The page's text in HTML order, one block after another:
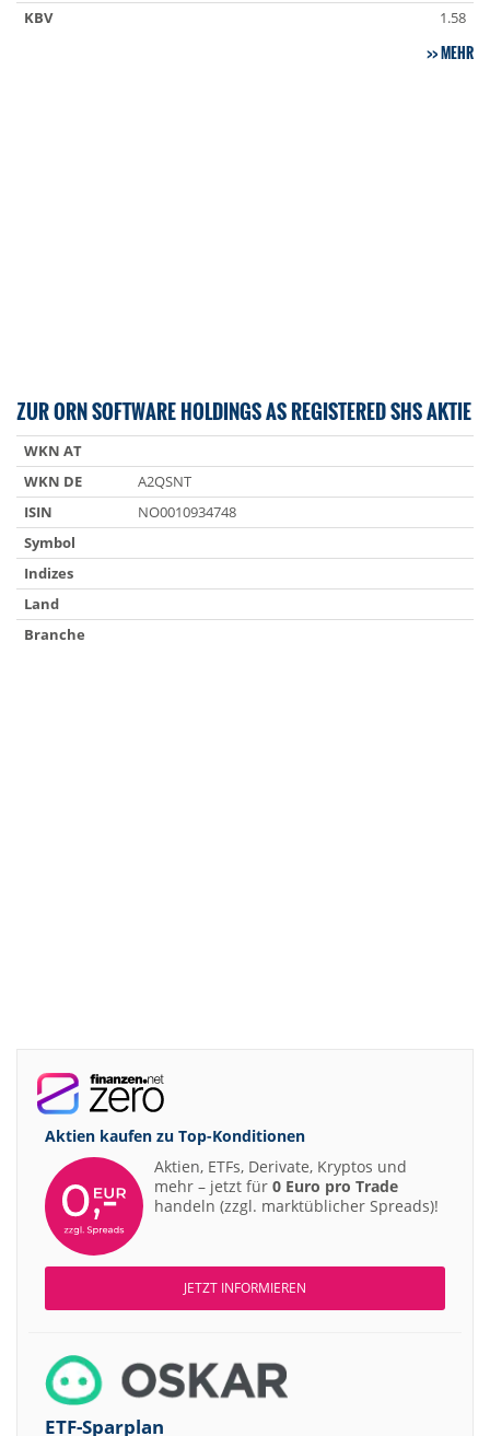
KBV
1.58
MEHR
ZUR ORN SOFTWARE HOLDINGS AS REGISTERED SHS AKTIE
WKN AT
WKN DE
A2QSNT
ISIN
NO0010934748
Symbol
Indizes
Land
Branche
Aktien kaufen zu Top-Konditionen
Aktien, ETFs, Derivate, Kryptos und
mehr – jetzt für 0 Euro pro Trade
handeln (zzgl. marktüblicher Spreads)!
JETZT INFORMIEREN
ETF-Sparplan